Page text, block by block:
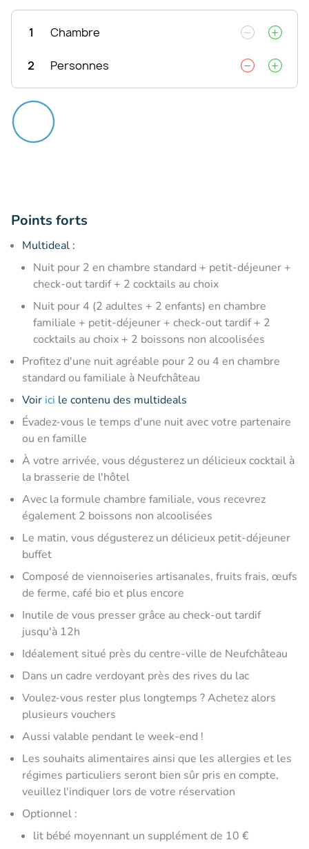
1 Chambre
2 Personnes
Points forts
Multideal :
Nuit pour 2 en chambre standard + petit-déjeuner +
check-out tardif + 2 cocktails au choix
Nuit pour 4 (2 adultes + 2 enfants) en chambre
familiale + petit-déjeuner + check-out tardif + 2
cocktails au choix + 2 boissons non alcoolisées
Profitez d'une nuit agréable pour 2 ou 4 en chambre
standard ou familiale à Neufchâteau
Voir ici le contenu des multideals
Évadez-vous le temps d'une nuit avec votre partenaire
ou en famille
À votre arrivée, vous dégusterez un délicieux cocktail à
la brasserie de l'hôtel
Avec la formule chambre familiale, vous recevrez
également 2 boissons non alcoolisées
Le matin, vous dégusterez un délicieux petit-déjeuner
buffet
Composé de viennoiseries artisanales, fruits frais, œufs
de ferme, café bio et plus encore
Inutile de vous presser grâce au check-out tardif
jusqu'à 12h
Idéalement situé près du centre-ville de Neufchâteau
Dans un cadre verdoyant près des rives du lac
Voulez-vous rester plus longtemps ? Achetez alors
plusieurs vouchers
Aussi valable pendant le week-end !
Les souhaits alimentaires ainsi que les allergies et les
régimes particuliers seront bien sûr pris en compte,
veuillez l'indiquer lors de votre réservation
Optionnel :
lit bébé moyennant un supplément de 10 €